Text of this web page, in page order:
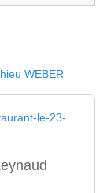
WEBER
le-23-